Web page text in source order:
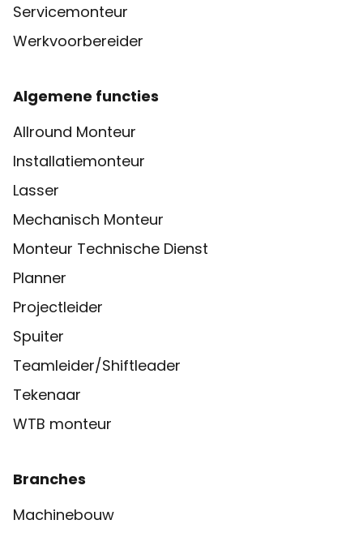
Servicemonteur
Werkvoorbereider
Algemene functies
Allround Monteur
Installatiemonteur
Lasser
Mechanisch Monteur
Monteur Technische Dienst
Planner
Projectleider
Spuiter
Teamleider/Shiftleader
Tekenaar
WTB monteur
Branches
Machinebouw